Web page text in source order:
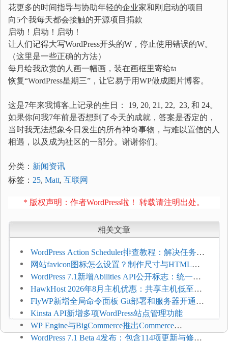
花更多的时间指导与协助年轻的企业家和刚启动的项目
向5个我每天都会接触的开源项目捐款
启动！启动！启动！
让人们记得大写WordPress开头的W，停止使用错误的W。
（这里是一些正确的方法）
每月给我欣赏的人画一幅画，装在画框里寄给ta
恢复“WordPress星期三”，让它易于用WP做成图片博客。
这是7年来我博客上记录的生日： 19, 20, 21, 22, 23, 和 24。
如果你问我7年前是否想到了今天的成就，答案是否定的，
当时我无法想象今日发生的所有神奇事物，与难以置信的人
相遇，以及成为社区的一部分。谢谢你们。
分类： 新闻资讯
标签： 25, Matt, 互联网
* 版权声明：作者WordPress啦！ 转载请注明出处。
相关文章
WordPress Action Scheduler排查教程：解决任务积
压和订单延迟
网站favicon图标怎么设置？制作尺寸与HTML添
加方法
WordPress 7.1新增Abilities API公开标志：统一支
持REST API、MCP与AI代理
HawkHost 2026年8月主机优惠：共享主机低至
$2.61/月，高性能主机同步折扣
FlyWP新增全局命令面板 Git部署和服务器开通更
方便
Kinsta API新增多项WordPress站点管理功能
WP Engine与BigCommerce推出Commerce
Connect：WordPress商店可保留前台体验并扩展电
WordPress 7.1 Beta 4发布：包含114项更新与修